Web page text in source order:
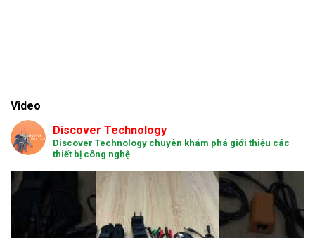
Video
Discover Technology
Discover Technology chuyên khám phá giới thiệu các
thiết bị công nghệ